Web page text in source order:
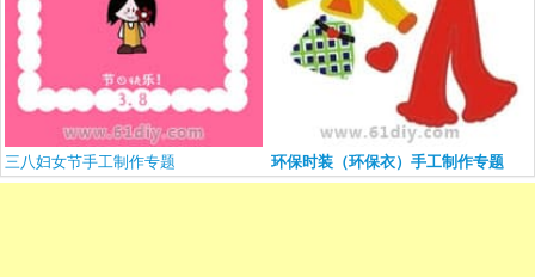
三八妇女节手工制作专题 环保时装（环保衣）手工制作专题